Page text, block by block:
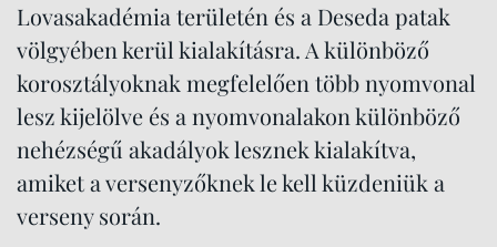
Lovasakadémia területén és a Deseda patak
völgyében kerül kialakításra. A különböző
korosztályoknak megfelelően több nyomvonal
lesz kijelölve és a nyomvonalakon különböző
nehézségű akadályok lesznek kialakítva,
amiket a versenyzőknek le kell küzdeniük a
verseny során.